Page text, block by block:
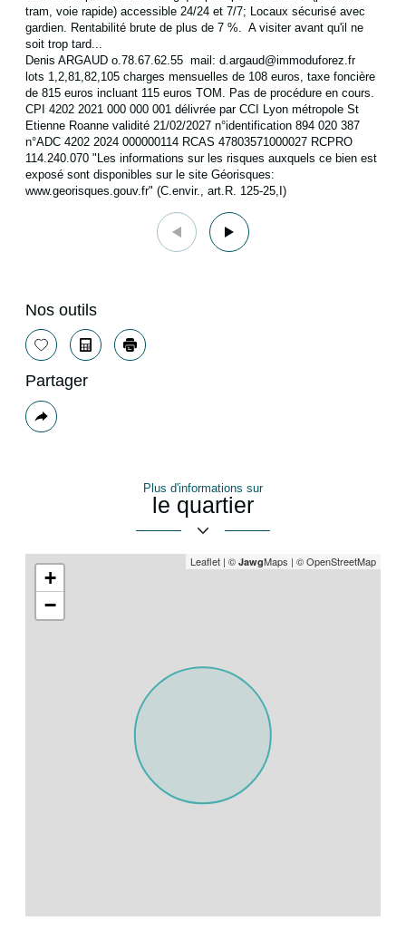
tram, voie rapide) accessible 24/24 et 7/7; Locaux sécurisé avec
gardien. Rentabilité brute de plus de 7 %. A visiter avant qu'il ne
soit trop tard...
Denis ARGAUD o.78.67.62.55 mail: d.argaud@immoduforez.fr
lots 1,2,81,82,105 charges mensuelles de 108 euros, taxe foncière
de 815 euros incluant 115 euros TOM. Pas de procédure en cours.
CPI 4202 2021 000 000 001 délivrée par CCI Lyon métropole St
Etienne Roanne validité 21/02/2027 n°identification 894 020 387
n°ADC 4202 2024 000000114 RCAS 47803571000027 RCPRO
114.240.070 "Les informations sur les risques auxquels ce bien est
exposé sont disponibles sur le site Géorisques:
www.georisques.gouv.fr" (C.envir., art.R. 125-25,I)
Nos outils
SélectionnerCalculatriceImprimer
Partager
Plus
de
Plus d'informations sur
le quartier
+
−
Leaflet | © JawgMaps | © OpenStreetMap